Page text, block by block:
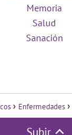
Memoria
Salud
Sanación
Enfermedades
Subir